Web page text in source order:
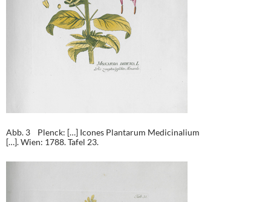
Abb. 3 Plenck: […] Icones Plantarum Medicinalium
[…]. Wien: 1788. Tafel 23.